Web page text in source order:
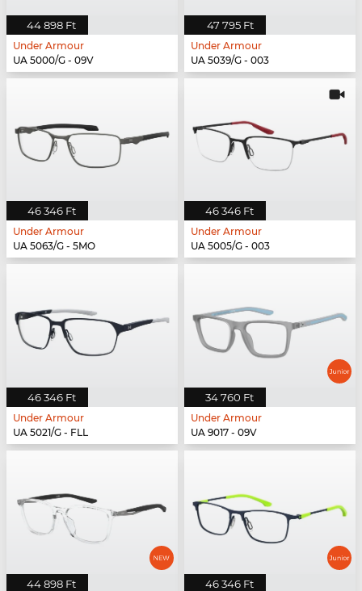
44 898 Ft
Under Armour
UA 5000/G - 09V
47 795 Ft
Under Armour
UA 5039/G - 003
46 346 Ft
Under Armour
UA 5063/G - 5MO
46 346 Ft
Under Armour
UA 5005/G - 003
46 346 Ft
Under Armour
UA 5021/G - FLL
34 760 Ft
Under Armour
UA 9017 - 09V
44 898 Ft 46 346 Ft